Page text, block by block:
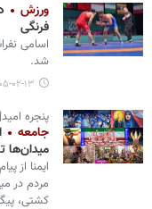
ورزش
فرنگی
اسامی
شد.
۱۴۰۵-۰۲-۱۳
پنجره امید|
جامعه
میدان‌ها
ایمنا از
کشتی،